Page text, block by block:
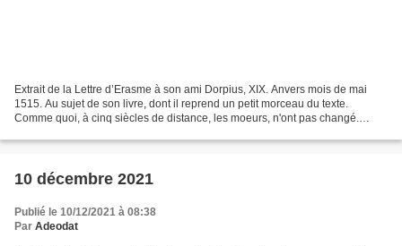
Extrait de la Lettre d’Erasme à son ami Dorpius, XIX. Anvers mois de mai
1515. Au sujet de son livre, dont il reprend un petit morceau du texte.
Comme quoi, à cinq siècles de distance, les moeurs, n'ont pas changé.
10 décembre 2021
Publié le 10/12/2021 à 08:38
Par Adeodat